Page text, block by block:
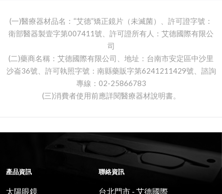
(一)醫療器材品名：“艾德”矯正鏡片（未滅菌）、許可證字號：
衛部醫器製壹字第007411號、許可證所有人：艾德國際有限公
司
(二)藥商名稱：艾德國際有限公司、地址：台南市安定區中沙里
沙崙36號、許可執照字號：南縣藥販字第6241211429號、諮詢
專線：02-25866783
(三)消費者使用前應詳閱醫療器材說明書。
產品資訊
太陽眼鏡
聯絡資訊
台北門市 - 艾德國際